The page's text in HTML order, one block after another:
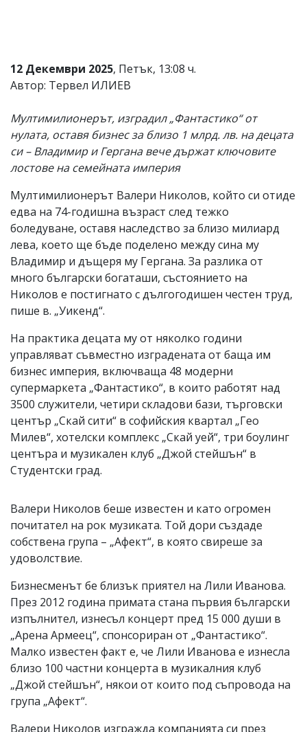
въвеждат
от
читателите
редакцията
не
носи
отговорност
за
тях!
откриете
обиден
за
коментар,
моля
сигнализирайте
12 Декември 2025, Петък, 13:08 ч.
Автор: Тервел ИЛИЕВ
Мултимилионерът, изградил „Фантастико“ от
нулата, оставя бизнес за близо 1 млрд. лв. на децата
си – Владимир и Гергана вече държат ключовите
лостове на семейната империя
Мултимилионерът Валери Николов, който си отиде
едва на 74-годишна възраст след тежко
боледуване, оставя наследство за близо милиард
лева, което ще бъде поделено между сина му
Владимир и дъщеря му Гергана. За разлика от
много български богаташи, състоянието на
Николов е постигнато с дългогодишен честен труд,
пише в. „Уикенд“.
На практика децата му от няколко години
управляват съвместно изградената от баща им
бизнес империя, включваща 48 модерни
супермаркета „Фантастико“, в които работят над
3500 служители, четири складови бази, търговски
център „Скай сити“ в софийския квартал „Гео
Милев“, хотелски комплекс „Скай уей“, три боулинг
центъра и музикален клуб „Джой стейшън“ в
Студентски град.
Валери Николов беше известен и като огромен
почитател на рок музиката. Той дори създаде
собствена група – „Афект“, в която свиреше за
удоволствие.
Бизнесменът бе близък приятел на Лили Иванова.
През 2012 година примата стана първия български
изпълнител, изнесъл концерт пред 15 000 души в
„Арена Армеец“, спонсориран от „Фантастико“.
Малко известен факт е, че Лили Иванова е изнесла
близо 100 частни концерта в музикалния клуб
„Джой стейшън“, някои от които под съпровода на
група „Афект“.
Валери Николов изгражда компанията си през